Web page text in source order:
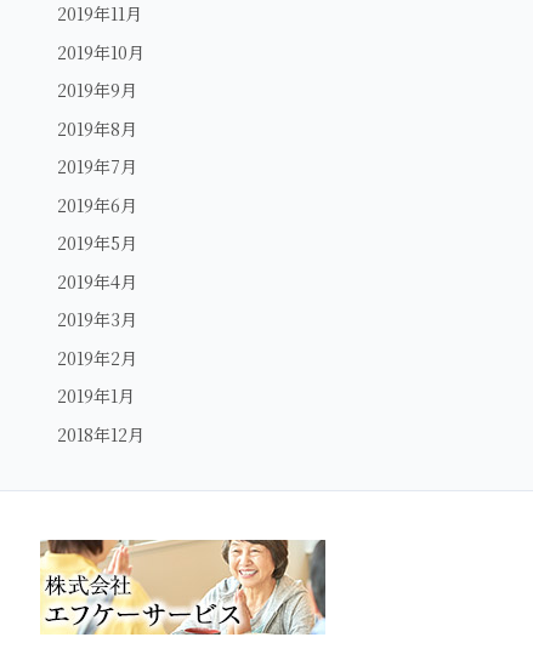
2019年11月
2019年10月
2019年9月
2019年8月
2019年7月
2019年6月
2019年5月
2019年4月
2019年3月
2019年2月
2019年1月
2018年12月